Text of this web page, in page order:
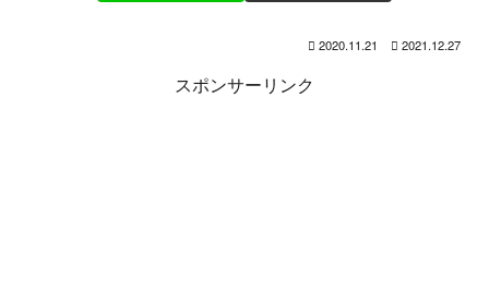
2020.11.21 2021.12.27
スポンサーリンク